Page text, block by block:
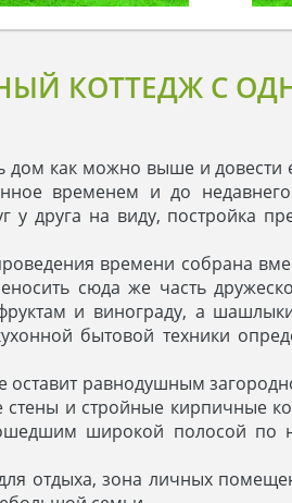
КОТТЕДЖ С
дом как можно выше и
временем и до
друга на виду, постройка
времени собрана
сюда же часть
и винограду, а
бытовой техники
равнодушным
и стройные кирпичные
широкой полосой по
отдыха, зона личных